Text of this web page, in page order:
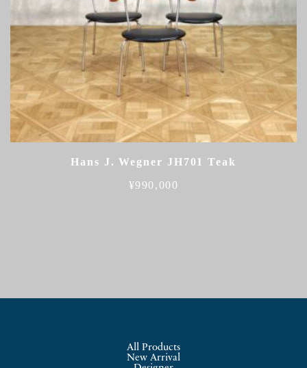
Hans J. Wegner JH701 Teak
¥990,000
All Products
New Arrival